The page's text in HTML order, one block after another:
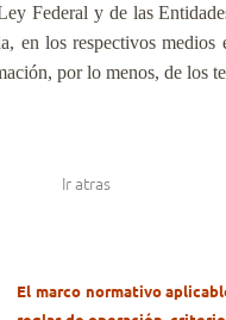
Federal y de las
en los respectivos
por lo menos, de los
Ir atras
El marco normativo